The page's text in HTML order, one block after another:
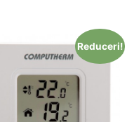
Reduceri!